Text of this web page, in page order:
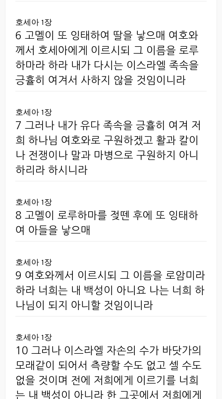
호세아 1장
6 고멜이 또 잉태하여 딸을 낳으매 여호와
께서 호세아에게 이르시되 그 이름을 로루
하마라 하라 내가 다시는 이스라엘 족속을
긍휼히 여겨서 사하지 않을 것임이니라
호세아 1장
7 그러나 내가 유다 족속을 긍휼히 여겨 저
희 하나님 여호와로 구원하겠고 활과 칼이
나 전쟁이나 말과 마병으로 구원하지 아니
하리라 하시니라
호세아 1장
8 고멜이 로루하마를 젖뗀 후에 또 잉태하
여 아들을 낳으매
호세아 1장
9 여호와께서 이르시되 그 이름을 로암미라
하라 너희는 내 백성이 아니요 나는 너희 하
나님이 되지 아니할 것임이니라
호세아 1장
10 그러나 이스라엘 자손의 수가 바닷가의
모래같이 되어서 측량할 수도 없고 셀 수도
없을 것이며 전에 저희에게 이르기를 너희
는 내 백성이 아니라 한 그곳에서 저희에게